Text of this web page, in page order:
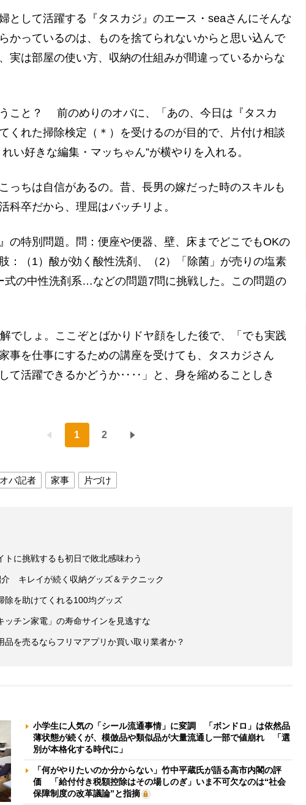
として活躍する『タスカジ』のエース・seaさんにそんな
かっているのは、ものを捨てられないからと思い込んで
実は部屋の使い方、収納の仕組みが間違っているからな
こと？ 前のめりのオバに、「あの、今日は『タスカ
くれた掃除検定（＊）を受けるのが目的で、片付け相談
い好きな編集・マッちゃん”が横やりを入れる。
っちは自信があるの。昔、長男の嫁だった時のスキルも
科卒だから、理屈はバッチリよ。
の特別問題。問：便座や便器、壁、床までどこでもOKの
（1）酸が効く酸性洗剤、（2）「除菌」が売りの塩素
式の中性洗剤系…などの問題7問に挑戦した。この問題の
でしょ。ここぞとばかりドヤ顔をした後で、「でも実践
事を仕事にするための講座を受けても、タスカジさん
して活躍できるかどうか‥‥」と、身を縮めることしき
1 2
オバ記者 家事 片づけ
に挑戦するも初日で敗北感味わう
キレイが続く収納グッズ＆テクニック
を助けてくれる100均グッズ
チン家電」の寿命サインを見逃すな
品を売るならフリマアプリか買い取り業者か？
小学生に人気の「シール流通事情」に変調 「ボンドロ」は依然品
薄状態が続くが、模倣品や類似品が大量流通し一部で値崩れ 「選
別が本格化する時代に」
「何がやりたいのか分からない」竹中平蔵氏が語る高市内閣の評
価 「給付付き税額控除はその場しのぎ」いま不可欠なのは“社会
保障制度の改革議論”と指摘